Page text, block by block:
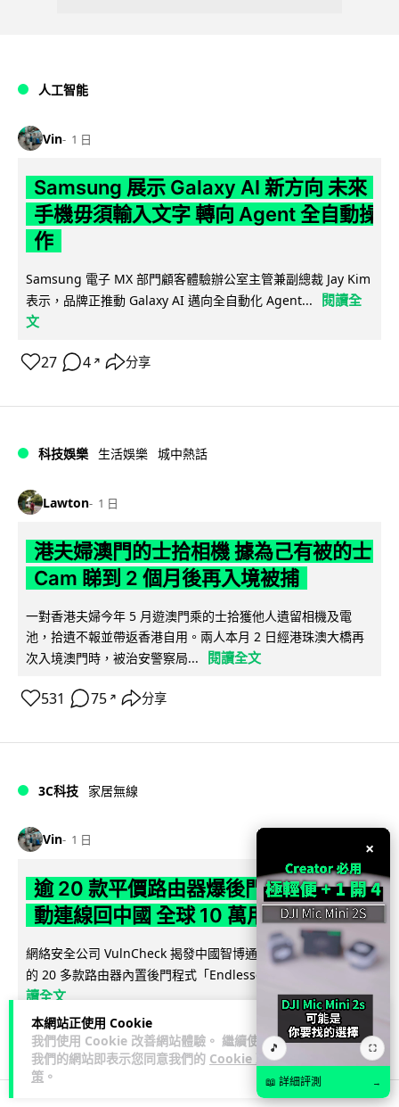
本網站正使用 Cookie
我們使用 Cookie 改善網站體驗。 繼續使用
我們的網站即表示您同意我們的 Cookie 政
策 。
人工智能
Vin 1 日
Samsung 展示 Galaxy AI 新方向 未來
手機毋須輸入文字 轉向 Agent 全自動操
作
Samsung 電子 MX 部門顧客體驗辦公室主管兼副總裁 Jay Kim
表示，品牌正推動 Galaxy AI 邁向全自動化 Agent...
閱讀全
文
27 4 ↗ 分享
科技娛樂 生活娛樂 城中熱話
Lawton 1 日
港夫婦澳門的士拾相機 據為己有被的士
Cam 睇到 2 個月後再入境被捕
一對香港夫婦今年 5 月遊澳門乘的士拾獲他人遺留相機及電
池，拾遺不報並帶返香港自用。兩人本月 2 日經港珠澳大橋再
次入境澳門時，被治安警察局...
閱讀全文
531 75 ↗ 分享
3C科技 家居無線
Vin 1 日
逾 20 款平價路由器爆後門 每 35 秒自
動連線回中國 全球 10 萬用家私隱堪憂
網絡安全公司 VulnCheck 揭發中國智博通電子（Zbtlink）生產
的 20 多款路由器內置後門程式「Endlessdoors」（無盡...
閱
讀全文
956 219 ↗ 分享
×
🎵 ⛶
📖 詳細評測 →